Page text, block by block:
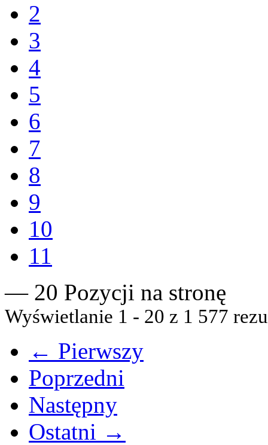
2
3
4
5
6
7
8
9
10
11
— 20 Pozycji na stronę
Wyświetlanie 1 - 20 z 1 577
← Pierwszy
Poprzedni
Następny
Ostatni →